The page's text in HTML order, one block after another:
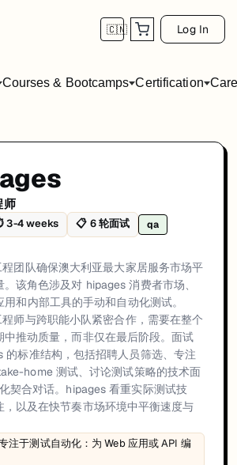
🇨🇳 Log In
Courses & Bootcamps Certification
面试流程
保澳大利亚最大家居服务市场平台的可靠
共6轮，以下是每轮面试的详细流程和准备建
days): 通过 hipages 招聘页面或 LinkedIn
focused on test automation: writing
Selenium, Cypress, Playwright,
师
3-4 weeks 📋 6轮面试 qa
团队确保澳大利亚最大家居服务市场平
该角色涉及对 hipages 消费者市场、
和内部工具的手动和自动化测试。
师与跨职能小队紧密合作，需要在整个
中推动质量，而非仅在最后阶段。面试
的标准结构，包括招聘人员筛选、专注
home 测试、讨论测试策略的技术面
契合对话。hipages 看重实际测试技
，以及在快节奏市场环境中平衡速度与
注于测试自动化：为 Web 应用或 API 编